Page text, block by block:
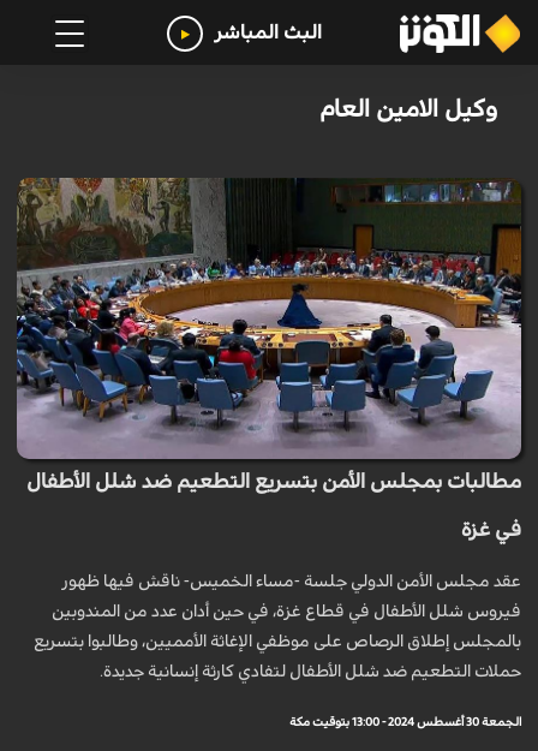
البث المباشر
وكيل الامين العام
مطالبات بمجلس الأمن بتسريع التطعيم ضد شلل الأطفال
في غزة
عقد مجلس الأمن الدولي جلسة -مساء الخميس- ناقش فيها ظهور
فيروس شلل الأطفال في قطاع غزة، في حين أدان عدد من المندوبين
بالمجلس إطلاق الرصاص على موظفي الإغاثة الأمميين، وطالبوا بتسريع
حملات التطعيم ضد شلل الأطفال لتفادي كارثة إنسانية جديدة.
الجمعة 30 أغسطس 2024 - 13:00 بتوقيت مكة